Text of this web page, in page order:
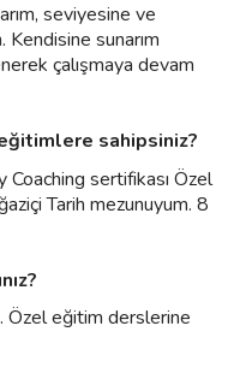
seviyesine ve
Kendisine sunarım
çalışmaya devam
sahipsiniz?
sertifikası Özel
Tarih mezunuyum. 8
Özel eğitim derslerine